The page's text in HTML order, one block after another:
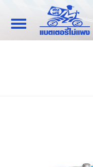
Toggle
navigation